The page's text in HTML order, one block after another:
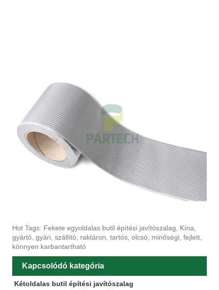
Hot Tags: Fekete egyoldalas butil építési javítószalag, Kína,
gyártó, gyári, szállító, raktáron, tartós, olcsó, minőségi, fejlett,
könnyen karbantartható
Kapcsolódó kategória
Kétoldalas butil építési javítószalag